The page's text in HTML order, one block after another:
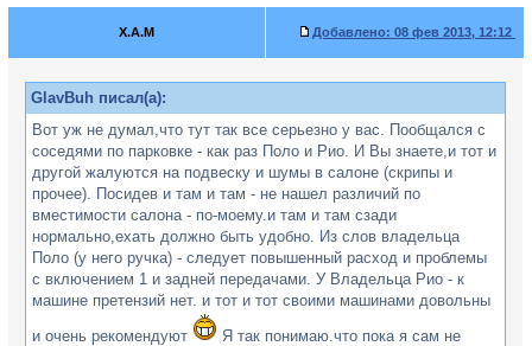
X.A.M Добавлено: 08 фев 2013, 12:12
GlavBuh писал(а):
Вот уж не думал,что тут так все серьезно у вас. Пообщался с
соседями по парковке - как раз Поло и Рио. И Вы знаете,и тот и
другой жалуются на подвеску и шумы в салоне (скрипы и
прочее). Посидев и там и там - не нашел различий по
вместимости салона - по-моему.и там и там сзади
нормально,ехать должно быть удобно. Из слов владельца
Поло (у него ручка) - следует повышенный расход и проблемы
с включением 1 и задней передачами. У Владельца Рио - к
машине претензий нет. и тот и тот своими машинами довольны
и очень рекомендуют
Я так понимаю.что пока я сам не